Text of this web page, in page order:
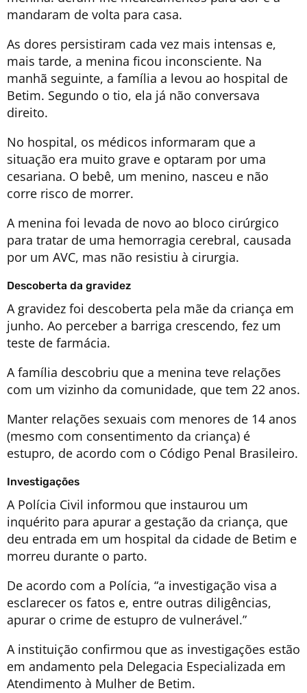
mandaram de volta para casa.
As dores persistiram cada vez mais intensas e,
mais tarde, a menina ficou inconsciente. Na
manhã seguinte, a família a levou ao hospital de
Betim. Segundo o tio, ela já não conversava
direito.
No hospital, os médicos informaram que a
situação era muito grave e optaram por uma
cesariana. O bebê, um menino, nasceu e não
corre risco de morrer.
A menina foi levada de novo ao bloco cirúrgico
para tratar de uma hemorragia cerebral, causada
por um AVC, mas não resistiu à cirurgia.
Descoberta da gravidez
A gravidez foi descoberta pela mãe da criança em
junho. Ao perceber a barriga crescendo, fez um
teste de farmácia.
A família descobriu que a menina teve relações
com um vizinho da comunidade, que tem 22 anos.
Manter relações sexuais com menores de 14 anos
(mesmo com consentimento da criança) é
estupro, de acordo com o Código Penal Brasileiro.
Investigações
A Polícia Civil informou que instaurou um
inquérito para apurar a gestação da criança, que
deu entrada em um hospital da cidade de Betim e
morreu durante o parto.
De acordo com a Polícia, “a investigação visa a
esclarecer os fatos e, entre outras diligências,
apurar o crime de estupro de vulnerável.”
A instituição confirmou que as investigações estão
em andamento pela Delegacia Especializada em
Atendimento à Mulher de Betim.